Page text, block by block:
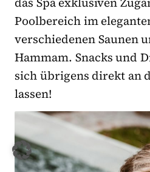
Poolbereich im
verschiedenen Saunen
Hammam. Snacks und
sich übrigens direkt an
lassen!